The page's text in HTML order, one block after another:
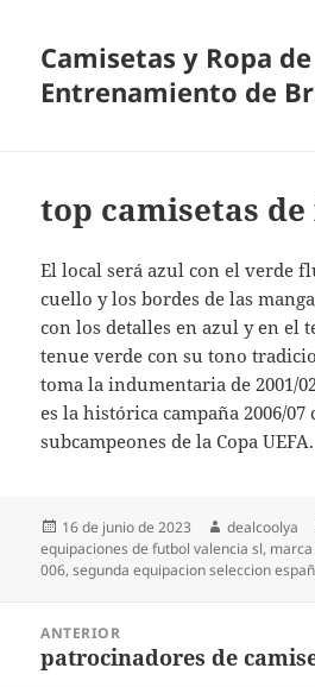
Camisetas y Ropa de
Entrenamiento de
top camisetas
El local será azul con el verde
cuello y los bordes de las
con los detalles en azul y en el
tenue verde con su tono
toma la indumentaria de 2001/
es la histórica campaña 2006/
subcampeones de la Copa UEFA.
Publicado
el
16 de junio de 2023 Autor
dealcoolya
equipaciones de futbol valencia sl,
006,segunda equipacion seleccion
entradas
ANTERIOR
Entrada
patrocinadores de